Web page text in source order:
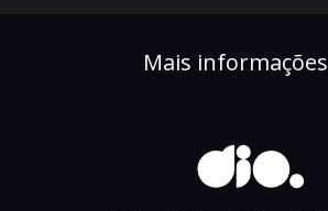
Mais informações